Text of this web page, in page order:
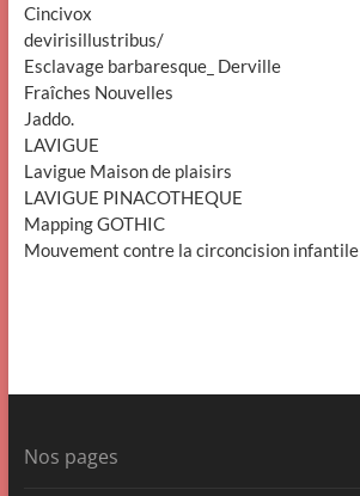
Cincivox
devirisillustribus/
Esclavage barbaresque_ Derville
Fraîches Nouvelles
Jaddo.
LAVIGUE
Lavigue Maison de plaisirs
LAVIGUE PINACOTHEQUE
Mapping GOTHIC
Mouvement contre la circoncision infantile
Nos pages